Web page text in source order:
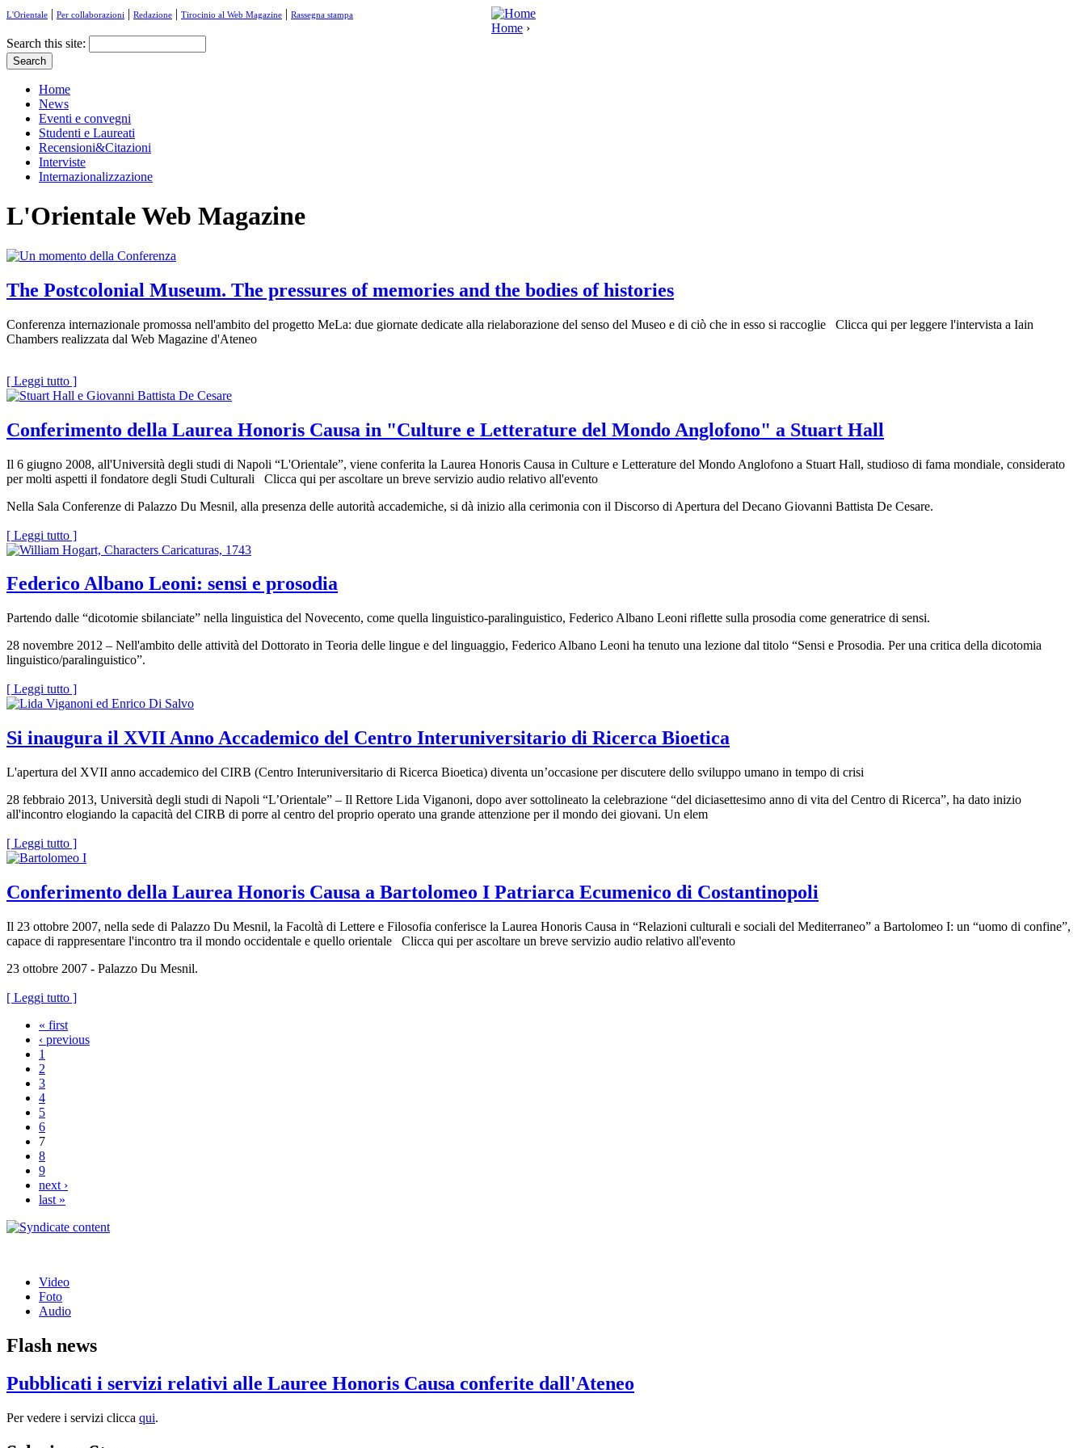
L'Orientale | Per collaborazioni | Redazione | Tirocinio al Web Magazine | Rassegna stampa
Home ›
Search this site:
Home
News
Eventi e convegni
Studenti e Laureati
Recensioni&Citazioni
Interviste
Internazionalizzazione
L'Orientale Web Magazine
The Postcolonial Museum. The pressures of memories and the bodies of histories
Conferenza internazionale promossa nell'ambito del progetto MeLa: due giornate dedicate alla rielaborazione del senso del Museo e di ciò che in esso si raccoglie Clicca qui per leggere l'intervista a Iain
Chambers realizzata dal Web Magazine d'Ateneo
[ Leggi tutto ]
Conferimento della Laurea Honoris Causa in "Culture e Letterature del Mondo Anglofono" a Stuart Hall
Il 6 giugno 2008, all'Università degli studi di Napoli “L'Orientale”, viene conferita la Laurea Honoris Causa in Culture e Letterature del Mondo Anglofono a Stuart Hall, studioso di fama mondiale, considerato
per molti aspetti il fondatore degli Studi Culturali Clicca qui per ascoltare un breve servizio audio relativo all'evento
Nella Sala Conferenze di Palazzo Du Mesnil, alla presenza delle autorità accademiche, si dà inizio alla cerimonia con il Discorso di Apertura del Decano Giovanni Battista De Cesare.
[ Leggi tutto ]
Federico Albano Leoni: sensi e prosodia
Partendo dalle “dicotomie sbilanciate” nella linguistica del Novecento, come quella linguistico-paralinguistico, Federico Albano Leoni riflette sulla prosodia come generatrice di sensi.
28 novembre 2012 – Nell'ambito delle attività del Dottorato in Teoria delle lingue e del linguaggio, Federico Albano Leoni ha tenuto una lezione dal titolo “Sensi e Prosodia. Per una critica della dicotomia
linguistico/paralinguistico”.
[ Leggi tutto ]
Si inaugura il XVII Anno Accademico del Centro Interuniversitario di Ricerca Bioetica
L'apertura del XVII anno accademico del CIRB (Centro Interuniversitario di Ricerca Bioetica) diventa un’occasione per discutere dello sviluppo umano in tempo di crisi
28 febbraio 2013, Università degli studi di Napoli “L’Orientale” – Il Rettore Lida Viganoni, dopo aver sottolineato la celebrazione “del diciasettesimo anno di vita del Centro di Ricerca”, ha dato inizio
all'incontro elogiando la capacità del CIRB di porre al centro del proprio operato una grande attenzione per il mondo dei giovani. Un elem
[ Leggi tutto ]
Conferimento della Laurea Honoris Causa a Bartolomeo I Patriarca Ecumenico di Costantinopoli
Il 23 ottobre 2007, nella sede di Palazzo Du Mesnil, la Facoltà di Lettere e Filosofia conferisce la Laurea Honoris Causa in “Relazioni culturali e sociali del Mediterraneo” a Bartolomeo I: un “uomo di confine”,
capace di rappresentare l'incontro tra il mondo occidentale e quello orientale Clicca qui per ascoltare un breve servizio audio relativo all'evento
23 ottobre 2007 - Palazzo Du Mesnil.
[ Leggi tutto ]
« first
‹ previous
1
2
3
4
5
6
7
8
9
next ›
last »
Video
Foto
Audio
Flash news
Pubblicati i servizi relativi alle Lauree Honoris Causa conferite dall'Ateneo
Per vedere i servizi clicca qui.